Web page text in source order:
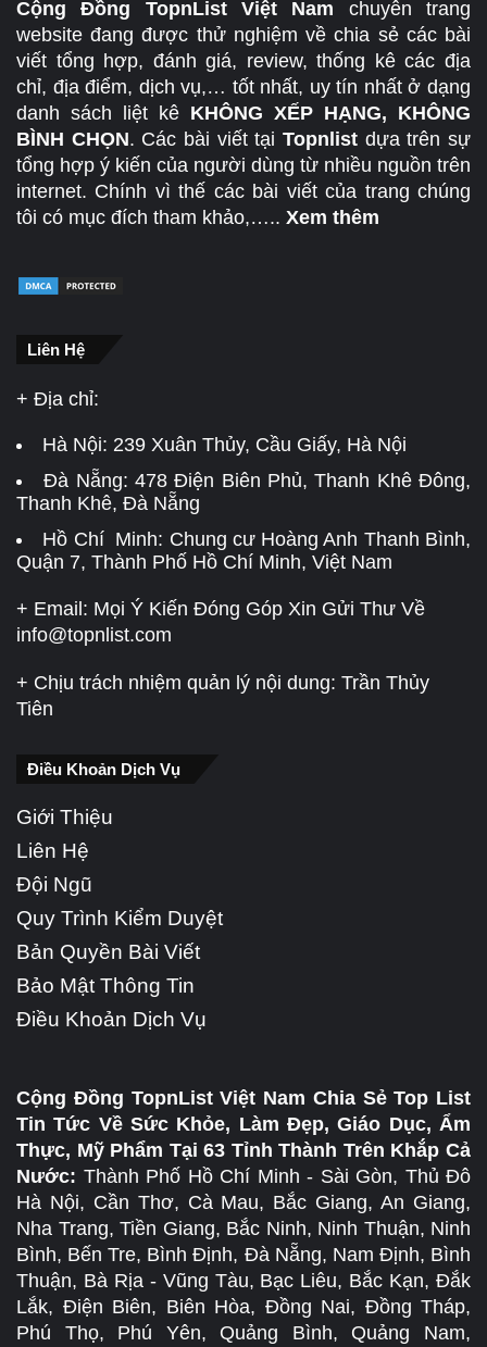
Cộng Đồng TopnList Việt Nam chuyên trang
website đang được thử nghiệm về chia sẻ các bài
viết tổng hợp, đánh giá, review, thống kê các địa
chỉ, địa điểm, dịch vụ,… tốt nhất, uy tín nhất ở dạng
danh sách liệt kê KHÔNG XẾP HẠNG, KHÔNG
BÌNH CHỌN. Các bài viết tạiTopnlist dựa trên sự
tổng hợp ý kiến của người dùng từ nhiều nguồn trên
internet. Chính vì thế các bài viết của trang chúng
tôi có mục đích tham khảo,….. Xem thêm
Liên Hệ
+ Địa chỉ:
Hà Nội: 239 Xuân Thủy, Cầu Giấy, Hà Nội
Đà Nẵng:478 Điện Biên Phủ, Thanh Khê Đông,
Thanh Khê, Đà Nẵng
Hồ Chí Minh: Chung cư Hoàng Anh Thanh Bình,
Quận 7, Thành Phố Hồ Chí Minh, Việt Nam
+ Email: Mọi Ý Kiến Đóng Góp Xin Gửi Thư Về
info@topnlist.com
+ Chịu trách nhiệm quản lý nội dung: Trần Thủy
Tiên
Điều Khoản Dịch Vụ
Giới Thiệu
Liên Hệ
Đội Ngũ
Quy Trình Kiểm Duyệt
Bản Quyền Bài Viết
Bảo Mật Thông Tin
Điều Khoản Dịch Vụ
Cộng Đồng TopnList Việt Nam Chia Sẻ Top List
Tin Tức Về Sức Khỏe, Làm Đẹp, Giáo Dục, Ẩm
Thực, Mỹ Phẩm Tại 63 Tỉnh Thành Trên Khắp Cả
Nước: Thành Phố Hồ Chí Minh - Sài Gòn, Thủ Đô
Hà Nội, Cần Thơ, Cà Mau, Bắc Giang, An Giang,
Nha Trang, Tiền Giang, Bắc Ninh, Ninh Thuận, Ninh
Bình, Bến Tre, Bình Định, Đà Nẵng, Nam Định, Bình
Thuận, Bà Rịa - Vũng Tàu, Bạc Liêu, Bắc Kạn, Đắk
Lắk, Điện Biên, Biên Hòa, Đồng Nai, Đồng Tháp,
Phú Thọ, Phú Yên, Quảng Bình, Quảng Nam,